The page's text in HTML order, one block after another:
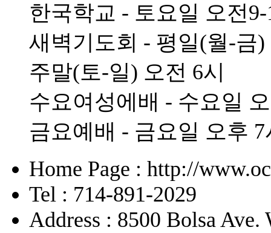
한국학교 - 토요일 오전9-
새벽기도회 - 평일(월-금)
주말(토-일) 오전 6시
수요여성에배 - 수요일
금요예배 - 금요일 오후 7
Home Page : http://
Tel : 714-891-2029
Address : 8500 Bolsa Ave.